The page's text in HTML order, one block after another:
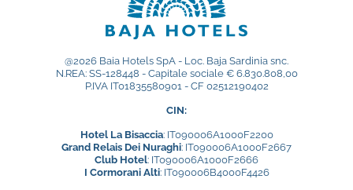
@2026 Baia Hotels SpA - Loc. Baja Sardinia snc.
N.REA: SS-128448 - Capitale sociale € 6.830.808,00
P.IVA IT01835580901 - CF 02512190402
CIN:
Hotel La Bisaccia: IT090006A1000F2200
Grand Relais Dei Nuraghi: IT090006A1000F2667
Club Hotel: IT090006A1000F2666
I Cormorani Alti: IT090006B4000F4426